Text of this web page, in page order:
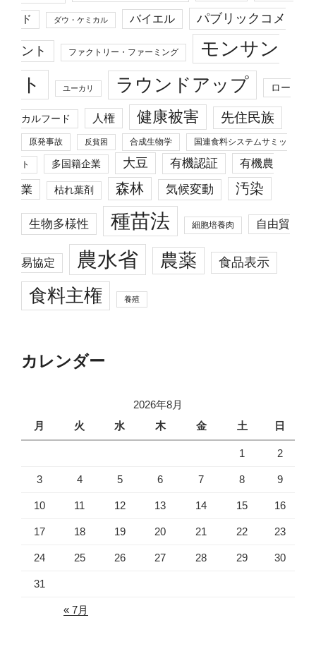
ド ダウ・ケミカル バイエル パブリックコメ
ント ファクトリー・ファーミング
モンサン
ト
ユーカリ ラウンドアップ ロー
カルフード 人権 健康被害 先住民族
原発事故 反貧困 合成生物学 国連食料システムサミッ
ト 多国籍企業 大豆 有機認証 有機農
業 枯れ葉剤 森林 気候変動 汚染
生物多様性 種苗法 細胞培養肉 自由貿
易協定 農水省 農薬 食品表示
食料主権 養殖
カレンダー
2026年8月
月
火 水 木 金 土 日
1 2
3 4 5 6 7 8 9
10 11 12 13 14 15 16
17 18 19 20 21 22 23
24 25 26 27 28 29 30
31
« 7月